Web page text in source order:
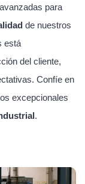
para
de nuestros
está
del cliente,
Confíe en
excepcionales
.